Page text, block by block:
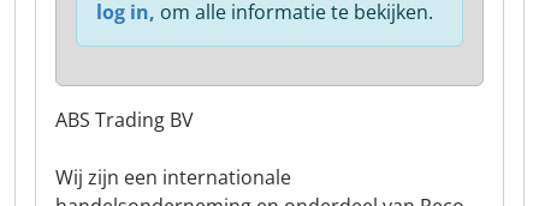
ABS Trading BV
Wij zijn een internationale
log in, om alle informatie te bekijken.